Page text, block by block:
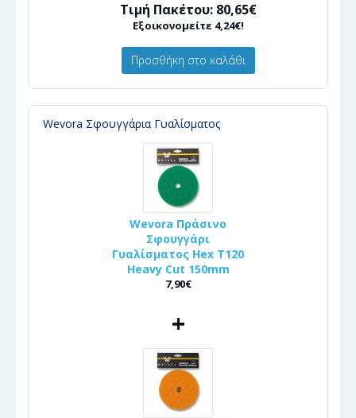
Τιμή Πακέτου: 80,65€
Εξοικονομείτε 4,24€!
Προσθήκη στο καλάθι
Wevora Σφουγγάρια Γυαλίσματος
Wevora Πράσινο
Σφουγγάρι
Γυαλίσματος Hex T120
Heavy Cut 150mm
7,90€
+